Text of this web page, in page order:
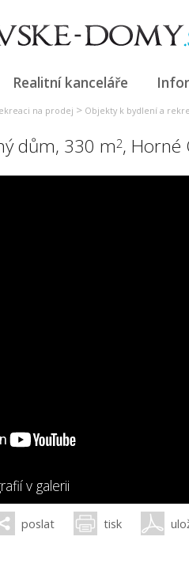
Realitní kanceláře
na prodej > Objekty k bydlení a
dům, 330 m2, Horné
v galerii
poslat tisk